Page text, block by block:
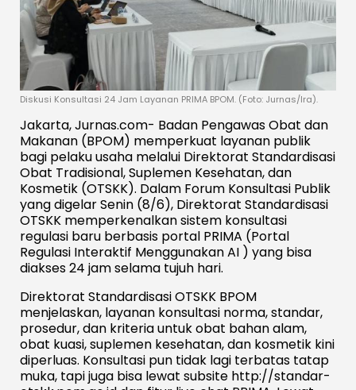
Diskusi Konsultasi 24 Jam Layanan PRIMA BPOM. (Foto: Jurnas/Ira).
Jakarta, Jurnas.com- Badan Pengawas Obat dan
Makanan (BPOM) memperkuat layanan publik
bagi pelaku usaha melalui Direktorat Standardisasi
Obat Tradisional, Suplemen Kesehatan, dan
Kosmetik (OTSKK). Dalam Forum Konsultasi Publik
yang digelar Senin (8/6), Direktorat Standardisasi
OTSKK memperkenalkan sistem konsultasi
regulasi baru berbasis portal PRIMA (Portal
Regulasi Interaktif Menggunakan AI ) yang bisa
diakses 24 jam selama tujuh hari.
Direktorat Standardisasi OTSKK BPOM
menjelaskan, layanan konsultasi norma, standar,
prosedur, dan kriteria untuk obat bahan alam,
obat kuasi, suplemen kesehatan, dan kosmetik kini
diperluas. Konsultasi pun tidak lagi terbatas tatap
muka, tapi juga bisa lewat subsite http://standar-